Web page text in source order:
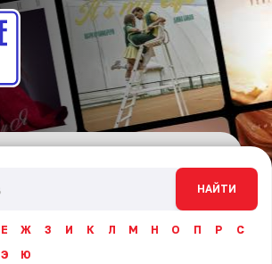
НАЙТИ
Е Ж З И К Л М Н О П Р
С
Э
Ю